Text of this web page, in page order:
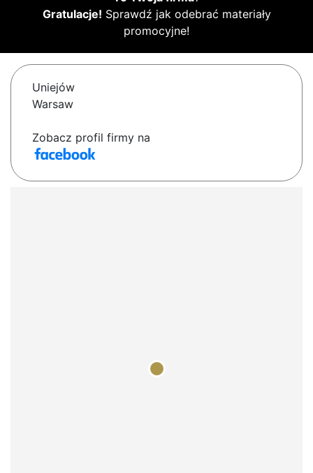
Gratulacje! Sprawdź jak odebrać materiały
promocyjne!
Uniejów
Warsaw
Zobacz profil firmy na